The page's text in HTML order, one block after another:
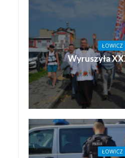
ŁOWICZ
Wyruszyła
ŁOWICZ